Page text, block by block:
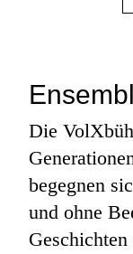
Die
begegnen
und ohne